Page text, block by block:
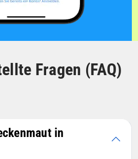
Fragen (FAQ)
in